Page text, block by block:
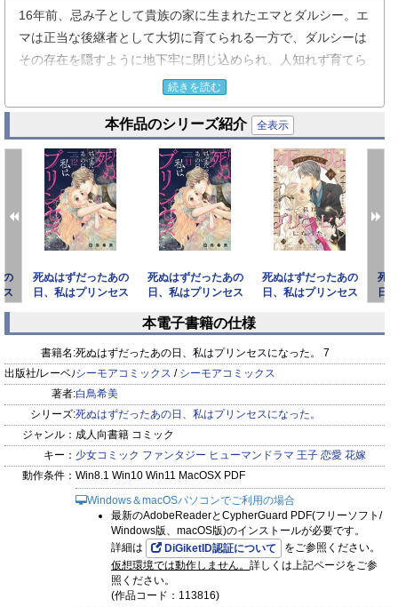
16年前、忌み子として貴族の家に生まれたエマとダルシー。エ
マは正当な後継者として大切に育てられる一方で、ダルシーは
その存在を隠すように地下牢に閉じ込められ、人知れず育てら
もちろん、ダルシーを取り巻く環境は悲惨なもので、食料も十
分に与えられず、教育も受けられず、あるのは最低限の水と知
識、そして少しの絵本だけ。
そんな毎日を過ごしていたある日、老朽化で地下牢の扉が壊れ
てしまう。突如、開けた世界にダルシーは一歩ずつ踏み出して
いく。初めて見た世界、触れた花、出会ったマーロン王子…。
ダルシーはマーロン王子の優しさに触れ、少しずつ彼に惹かれ
つエマ。
自身が忌み子と呼ばれる「双子」であることを知ったエマは、
ダルシーの存在を消そうとして――…！？ 【恋するソワレ】
続きを読む
本作品のシリーズ紹介 全表示
の
ス
死ぬはずだったあの
日、私はプリンセス
死ぬはずだったあの
日、私はプリンセス
死ぬはずだったあの
日、私はプリンセス
死
日
prev next
本電子書籍の仕様
書籍名:死ぬはずだったあの日、私はプリンセスになった。 7
出版社/レーベル:シーモアコミックス / シーモアコミックス
著者:白鳥希美
シリーズ:死ぬはずだったあの日、私はプリンセスになった。
ジャンル： 成人向書籍 コミック
キー： 少女コミック ファンタジー ヒューマンドラマ 王子 恋愛 花嫁
動作条件： Win8.1 Win10 Win11 MacOSX PDF
Windows＆macOSパソコンでご利用の場合
最新のAdobeReaderとCypherGuard PDF(フリーソフト/
Windows版、macOS版)のインストールが必要です。
詳細は
DiGiketID認証について
をご参照ください。
仮想環境では動作しません。 詳しくは上記ページをご参
照ください。
(作品コード：113816)